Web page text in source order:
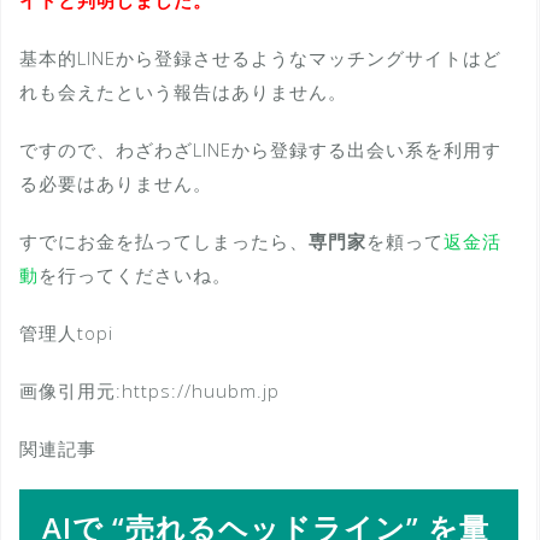
基本的LINEから登録させるようなマッチングサイトはど
れも会えたという報告はありません。
ですので、わざわざLINEから登録する出会い系を利用す
る必要はありません。
すでにお金を払ってしまったら、 専門家を頼って返金活
動 を行ってくださいね。
管理人topi
画像引用元:https://huubm.jp
関連記事
AIで “売れるヘッドライン” を量